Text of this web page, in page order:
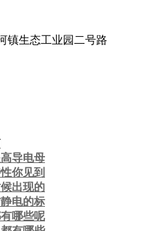
镇生态工业园二号路
导电母
你见到
出现的
电的标
哪些呢